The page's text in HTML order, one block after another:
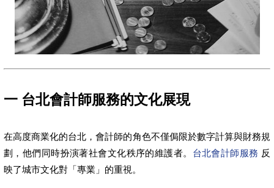
一 台北會計師服務的文化展現
在高度商業化的台北，會計師的角色不僅侷限於數字計算與財務規
劃，他們同時扮演著社會文化秩序的維護者。 台北會計師服務 反
映了城市文化對「專業」的重視。